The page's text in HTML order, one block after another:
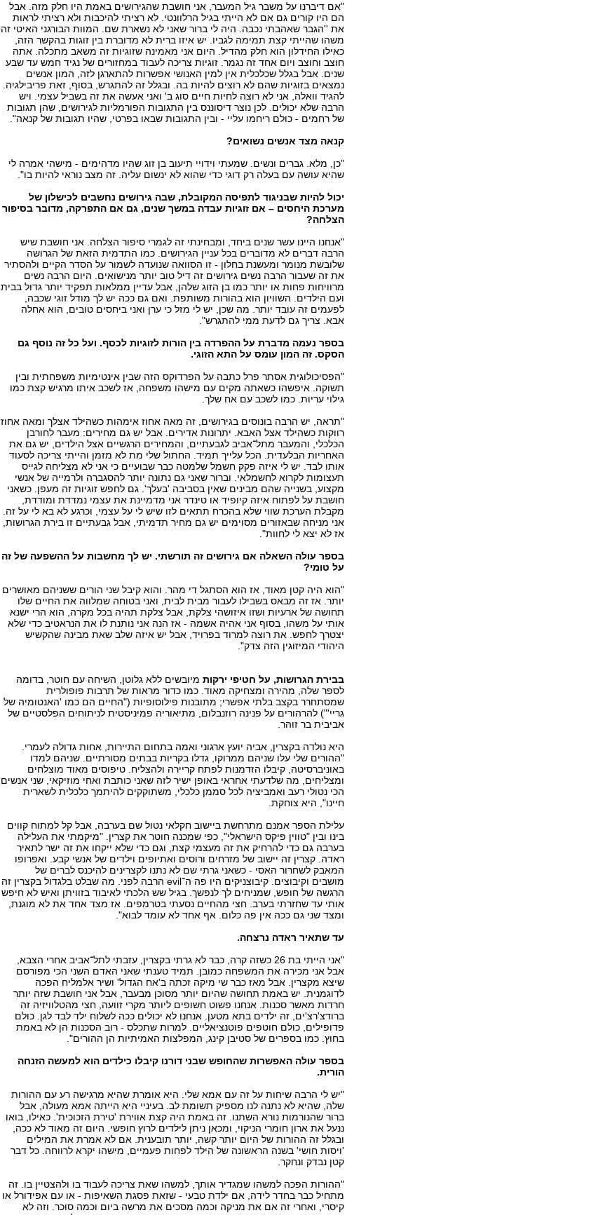
"אם דיברנו על משבר גיל המעבר, אני חושבת שהגירושים באמת היו חלק מזה. אבל
הם היו קורים גם אם לא הייתי בגיל הרלוונטי. לא רציתי להיכבות ולא רציתי לראות
את ''הגבר שאהבתי נכבה. היה לי ברור שאני לא נשארת שם. המוות הבורגני האיטי זה
משהו שהייתי קצת תמימה לגביו. יש איזו ברית לא מדוברת בין זוגות בהקשר הזה,
כאילו החידלון הוא חלק מהדיל. היום אני מאמינה שזוגיות זה משאב מתכלה. אתה
חוצב וחוצב ויום אחד זה נגמר. זוגיות צריכה לעבוד במחזורים של נגיד חמש עד שבע
שנים. אבל בגלל שכלכלית אין למין האנושי אפשרות להתארגן לזה, המון אנשים
נמצאים בזוגיות שהם לא רוצים להיות בה. ובגלל זה להתגרש, בסוף, זאת פריבילגיה.
להגיד וואלה, אני לא רוצה לחיות חיים סוג ב' ואני אעשה את זה בשביל עצמי. ויש
הרבה שלא יכולים. לכן נוצר דיסוננס בין התגובות הפורמליות לגירושים, שהן תגובות
של רחמים - כולם ריחמו עליי - ובין התגובות שבאו בפרטי, שהיו תגובות של קנאה".
קנאה מצד אנשים נשואים?
"כן, מלא. גברים ונשים. שמעתי וידויי תיעוב בן זוג שהיו מדהימים - מישהי אמרה לי
שהיא עושה עם בעלה רק דוגי כדי שהוא לא ינשום עליה. זה מצב נוראי להיות בו".
יכול להיות שבניגוד לתפיסה המקובלת, שבה גירושים נחשבים לכישלון של
מערכת היחסים – אם זוגיות עבדה במשך שנים, גם אם התפרקה, מדובר בסיפור
הצלחה?
"אנחנו היינו עשר שנים ביחד, ומבחינתי זה לגמרי סיפור הצלחה. אני חושבת שיש
הרבה דברים לא מדוברים בכל עניין הגירושים. כמו התדמית הזאת של הגרושה
שלובשת מנומר ומעשנת בחלון - זו הסוואה שנועדה לשמור על הסדר הקיים ולהסתיר
את זה שעבור הרבה נשים גירושים זה דיל טוב יותר מנישואים. היום הרבה נשים
מרוויחות פחות או יותר כמו בן הזוג שלהן, אבל עדיין ממלאות תפקיד יותר גדול בבית
ועם הילדים. השוויון הוא בהורות משותפת. ואם גם ככה יש לך מודל זוגי שכבה,
לפעמים זה עובד יותר. מה שכן, יש לי מזל כי ערן ואני ביחסים טובים, הוא אחלה
אבא. צריך גם לדעת ממי להתגרש".
בספר נעמה מדברת על ההפרדה בין הורות לזוגיות לכסף. ועל כל זה נוסף גם
הסקס. זה המון עומס על התא הזוגי.
"הפסיכולוגית אסתר פרל כתבה על הפרדוקס הזה שבין אינטימיות משפחתית ובין
תשוקה. איפשהו כשאתה מקים עם מישהו משפחה, אז לשכב איתו מרגיש קצת כמו
גילוי עריות. כמו לשכב עם אח שלך.
"תראה, יש הרבה בונוסים בגירושים, זה מאה אחוז אימהות כשהילד אצלך ומאה אחוז
רווקות כשהילד אצל האבא. יתרונות אדירים. אבל יש גם מחירים: מעבר לחורבן
הכלכלי, והמעבר מתל־אביב לגבעתיים, והמחירים הרגשיים אצל הילדים, יש גם את
האחריות הבלעדית. הכל עלייך תמיד. החתול שלי מת לא מזמן והייתי צריכה לסעוד
אותו לבד. יש לי איזה פקק חשמל שלמטה כבר שבועיים כי אני לא מצליחה לגייס
תעצומות לקרוא לחשמלאי. וברור שאני גם נתונה יותר להסגברה ולרמייה של אנשי
מקצוע, בשנייה שהם מבינים שאין בסביבה 'בעלך'. גם לחפש זוגיות זה מעפן. כשאני
חושבת על לפתוח איזה קיופיד או טינדר אני מדמיינת את עצמי נמדדת ומודדת,
מקבלת הערכת שווי שלא בהכרח תתאים לזו שיש לי על עצמי, וכרגע לא בא לי על זה.
אני מניחה שבאזורים מסוימים יש גם מחיר תדמיתי, אבל גבעתיים זו בירת הגרושות,
אז לא יצא לי לחוות".
בספר עולה השאלה אם גירושים זה תורשתי. יש לך מחשבות על ההשפעה של זה
על טומי?
"הוא היה קטן מאוד, אז הוא הסתגל די מהר. והוא קיבל שני הורים ששניהם מאושרים
יותר. אז זה מבאס בשבילו לעבור מבית לבית, ואני בטוחה שמלווה את החיים שלו
תחושה של ארעיות ושזו איזושהי צלקת, אבל צלקת תהיה בכל מקרה, הוא הרי ישנא
אותי על משהו, בסוף אני אהיה אשמה - אז הנה אני נותנת לו את הנראטיב כדי שלא
יצטרך לחפש. את רוצה למרוד בפרויד, אבל יש איזה שלב שאת מבינה שהקשיש
היהודי המיזוגין הזה צדק".
בבירת הגרושות, על חטיפי ירקותמיובשים ללא גלוטן, השיחה עם חוטר, בדומה
לספר שלה, מהירה ומצחיקה מאוד. כמו כדור מראות של תרבות פופולרית
שמסתחרר בקצב בלתי אפשרי; מתובנות פילוסופיות ("החיים הם כמו 'האנטומיה של
גריי'") להרהורים על פנינה רוזנבלום, מתיאוריה פמיניסטית לניתוחים הפלסטיים של
אביבית בר זוהר.
היא נולדה בקצרין, אביה יועץ ארגוני ואמה בתחום התיירות, אחות גדולה לעמרי.
"ההורים שלי עלו שניהם ממרוקו, גדלו בקריות בבתים מסורתיים. שניהם למדו
באוניברסיטה, קיבלו הזדמנות לפתח קריירה ולהצליח. טיפוסים מאוד מוצלחים
ומצליחים, מה שלדעתי אחראי באופן ישיר לזה שאני כותבת ואחי מוזיקאי, שני אנשים
הכי נטולי רעב ואמביציה לכל סממן כלכלי, משתוקקים להיתמך כלכלית לשארית
חיינו", היא צוחקת.
עלילת הספר אמנם מתרחשת ביישוב חקלאי נטול שם בערבה, אבל קל למתוח קווים
בינו ובין "טווין פיקס הישראלי", כפי שמכנה חוטר את קצרין. "מיקמתי את העלילה
בערבה גם כדי להרחיק את זה מעצמי קצת, וגם כדי שלא ייקחו את זה ישר לתאיר
ראדה. קצרין זה יישוב של מזרחים ורוסים ואתיופים וילדים של אנשי קבע. ואפרופו
המאבק לשחרור האסי - כשאני גרתי שם לא נתנו לקצרינים להיכנס לברים של
מושבים וקיבוצים. קיבוצניקים היו פה ה־evil הרבה לפני. מה שבלט בלגדול בקצרין זה
הרגשה של חופש, שמניחים לך לנפשך. בגיל שש הלכתי לאיבוד בזוויתן ואיש לא חיפש
אותי עד שחזרתי בערב. חצי מהחיים נסעתי בטרמפים. אז מצד אחד את לא מוגנת,
ומצד שני גם ככה אין פה כלום. אף אחד לא עומד לבוא".
עד שתאיר ראדה נרצחה.
"אני הייתי בת 26 כשזה קרה, כבר לא גרתי בקצרין, עזבתי לתל־אביב אחרי הצבא,
אבל אני מכירה את המשפחה כמובן. תמיד טענתי שאני האדם השני הכי מפורסם
שיצא מקצרין. אבל מאז כבר שי מיקה זכתה ב'אח הגדול' ושיר אלמליח הפכה
לדוגמנית. יש באמת תחושה שהיום יותר מסוכן מבעבר, אבל אני חושבת שזה יותר
חרדות מאשר סכנות. אנחנו פשוט חשופים ליותר מקרי זוועה, חצי מהטלוויזיה זה
ברודצ'רצ'ים, זה ילדים בתא מטען. אנחנו לא יכולים ככה לשלוח ילד לבד לגן. כולם
פדופילים, כולם חוטפים פוטנציאליים. למרות שתכלס - רוב הסכנות הן לא באמת
בחוץ. כמו בספרים של סטיבן קינג, המפלצות האמיתיות הן ההורים".
בספר עולה האפשרות שהחופש שבני דורנו קיבלו כילדים הוא למעשה הזנחה
הורית.
"יש לי הרבה שיחות על זה עם אמא שלי. היא אומרת שהיא מרגישה רע עם ההורות
שלה, שהיא לא נתנה לנו מספיק תשומת לב. בעיניי היא הייתה אמא מעולה, אבל
ברור שהנורמות נורא השתנו. זה באמת היה קצת אווירת 'טירת הזכוכית'. כאילו, בואו
ננעל את ארון חומרי הניקוי, ומכאן ניתן לילדים לרוץ חופשי. היום זה מאוד לא ככה,
ובגלל זה ההורות של היום יותר קשה, יותר תובענית. אם לא אמרת את המילים
'ויסות חושי' בשנה הראשונה של הילד לפחות פעמיים, מישהו יקרא לרווחה. כל דבר
קטן נבדק ונחקר.
"ההורות הפכה למשהו שמגדיר אותך, למשהו שאת צריכה לעבוד בו ולהצטיין בו. זה
מתחיל כבר בחדר לידה, אם ילדת טבעי - שזאת פסגת השאיפות - או עם אפידורל או
קיסרי, ואחרי זה אם את מניקה וכמה מסכים את מרשה ביום וכמה סוכר. וזה לא